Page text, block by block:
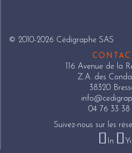
© 2010-2026 Cédigraphe SAS
116 Avenue de la
Z.A. des
38320
04 76 33 38
Suivez-nous sur les